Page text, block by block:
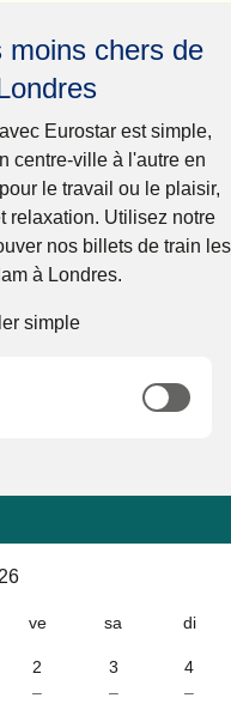
moins chers de
Eurostar est simple,
centre-ville à l'autre en
le travail ou le plaisir,
relaxation. Utilisez notre
nos billets de train les
à Londres.
simple
ve sa di
2
–
3
–
4
–